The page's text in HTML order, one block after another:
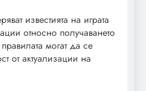
известията на играта
относно получаването
могат да се
от актуализации на